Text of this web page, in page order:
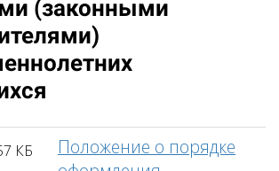
(законными
КБ
Положение о порядке